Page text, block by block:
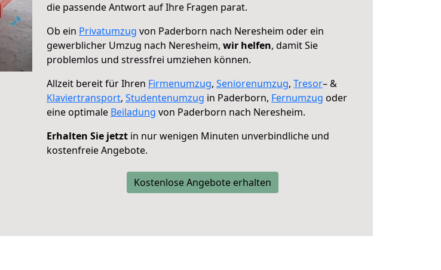
die passende Antwort auf Ihre Fragen parat.
Ob ein Privatumzug von Paderborn nach Neresheim oder ein
gewerblicher Umzug nach Neresheim, wir helfen, damit Sie
problemlos und stressfrei umziehen können.
Allzeit bereit für Ihren Firmenumzug, Seniorenumzug, Tresor– &
Klaviertransport, Studentenumzug in Paderborn, Fernumzug oder
eine optimale Beiladung von Paderborn nach Neresheim.
Erhalten Sie jetzt in nur wenigen Minuten unverbindliche und
kostenfreie Angebote.
Kostenlose Angebote erhalten